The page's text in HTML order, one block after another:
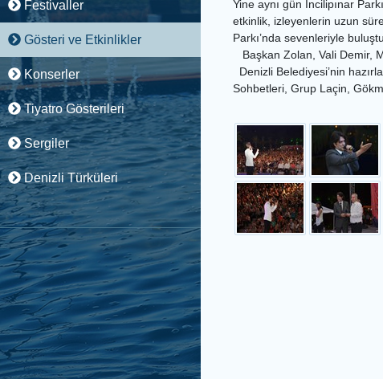
Festivaller
Gösteri ve Etkinlikler
Konserler
Tiyatro Gösterileri
Sergiler
Denizli Türküleri
Yine aynı gün İncilipınar
etkinlik, izleyenlerin uzun
Parkı’nda sevenleriyle buluştu.
Başkan Zolan, Vali Demir,
Denizli Belediyesi’nin
Sohbetleri, Grup Laçin,